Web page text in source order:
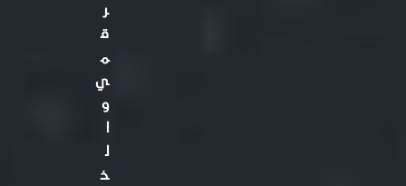
ر
ق
م
ي
و
ا
ل
ذ